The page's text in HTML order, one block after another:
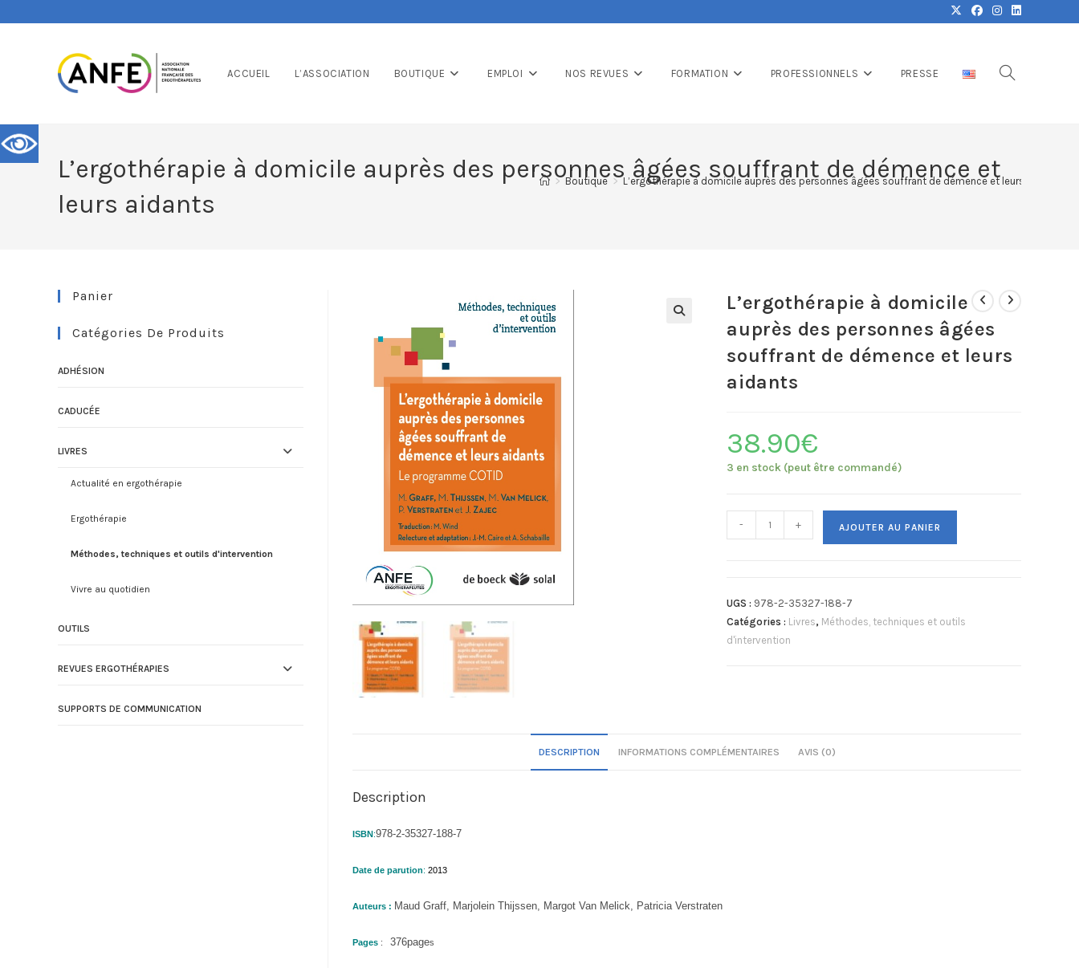
ACCUEIL L’ASSOCIATION BOUTIQUE EMPLOI NOS REVUES FORMATION PROFESSIONNELS PRESSE
L’ergothérapie à domicile auprès des personnes âgées souffrant de démence et
leurs aidants
> Boutique > L’ergothérapie à domicile auprès des personnes âgées souffrant de démence et leurs aidants
L’ergothérapie à domicile
auprès des personnes âgées
souffrant de démence et leurs
aidants
38.90€
3 en stock (peut être commandé)
- + AJOUTER AU PANIER
UGS : 978-2-35327-188-7
Catégories : Livres, Méthodes, techniques et outils
d'intervention
DESCRIPTION INFORMATIONS COMPLÉMENTAIRES AVIS (0)
Description
ISBN :978-2-35327-188-7
Date de parution: 2013
Auteurs : Maud Graff, Marjolein Thijssen, Margot Van Melick, Patricia Verstraten
Pages : 376pages
Panier
Catégories De Produits
ADHÉSION
CADUCÉE
LIVRES
Actualité en ergothérapie
Ergothérapie
Méthodes, techniques et outils d'intervention
Vivre au quotidien
OUTILS
REVUES ERGOTHÉRAPIES
SUPPORTS DE COMMUNICATION